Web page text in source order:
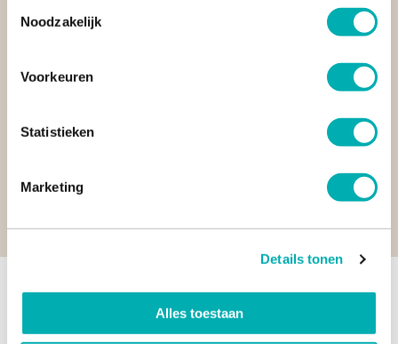
Noodzakelijk
Voorkeuren
Statistieken
Marketing
Details tonen
Alles toestaan
START VANDAAG NOG MET HET PLANNEN VAN JOUW
Onze specialisten helpen je graag verder met het plannen van
specialisten en laat je verrassen door onze benadering.
RECENSIES OVER UNDISCOVERED